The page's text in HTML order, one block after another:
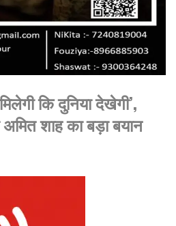
कि दुनिया देखेगी’,
शाह का बड़ा बयान